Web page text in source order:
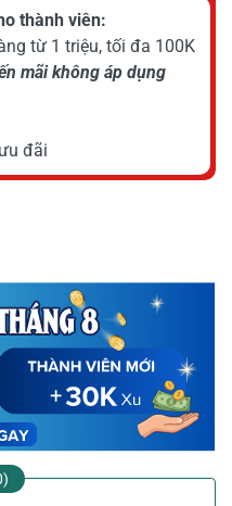
thành viên:
từ 1 triệu, tối đa 100K
mãi không áp dụng
đãi